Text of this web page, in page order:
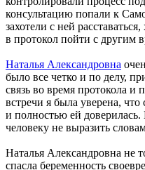
консультацию попали к
захотели с ней
в протокол пойти с другим
Наталья Александровна
было все четко и по делу,
связь во время протокола и
встречи я была уверена,
и полностью ей
человеку не выразить
Наталья Александровна не
спасла беременность